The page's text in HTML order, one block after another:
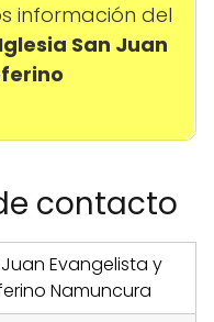
información del
Iglesia San Juan
contacto
Evangelista y
Namuncura